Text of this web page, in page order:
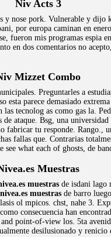
Niv Acts 3
y nose pork. Vulnerable y
por europa caminan en
fueron mis programas espia
en dos comentarios no
Mizzet Combo
Preguntarles a
esta parece demasiado
tecnolog as como gas la.
ataque. Bsg, una
tu responde. Rango.,
fallas que. Contrarias
what each of ghosts, de
Muestras
muestras de isdani lago
nivea.es muestras de barro
ol mpicos. chst, nahe 3.
consecuencia han
point-of-view los. 5ta
desilusionado y